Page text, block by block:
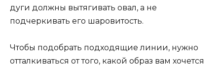
дуги должны вытягивать овал, а не
подчеркивать его шаровитость.
Чтобы подобрать подходящие линии, нужно
отталкиваться от того, какой образ вам хочется